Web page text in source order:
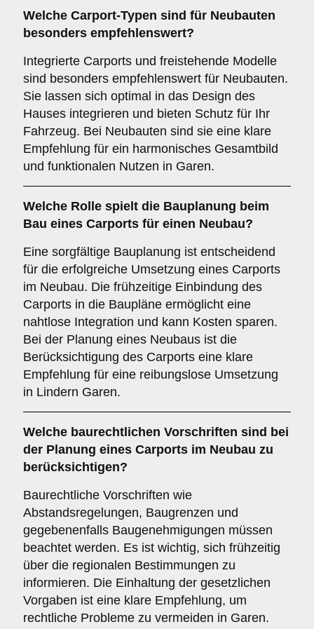
Welche Carport-Typen sind für Neubauten
besonders empfehlenswert?
Integrierte Carports und freistehende Modelle
sind besonders empfehlenswert für Neubauten.
Sie lassen sich optimal in das Design des
Hauses integrieren und bieten Schutz für Ihr
Fahrzeug. Bei Neubauten sind sie eine klare
Empfehlung für ein harmonisches Gesamtbild
und funktionalen Nutzen in Garen.
Welche Rolle spielt die Bauplanung beim
Bau eines Carports für einen Neubau?
Eine sorgfältige Bauplanung ist entscheidend
für die erfolgreiche Umsetzung eines Carports
im Neubau. Die frühzeitige Einbindung des
Carports in die Baupläne ermöglicht eine
nahtlose Integration und kann Kosten sparen.
Bei der Planung eines Neubaus ist die
Berücksichtigung des Carports eine klare
Empfehlung für eine reibungslose Umsetzung
in Lindern Garen.
Welche baurechtlichen Vorschriften sind bei
der Planung eines Carports im Neubau zu
berücksichtigen?
Baurechtliche Vorschriften wie
Abstandsregelungen, Baugrenzen und
gegebenenfalls Baugenehmigungen müssen
beachtet werden. Es ist wichtig, sich frühzeitig
über die regionalen Bestimmungen zu
informieren. Die Einhaltung der gesetzlichen
Vorgaben ist eine klare Empfehlung, um
rechtliche Probleme zu vermeiden in Garen.